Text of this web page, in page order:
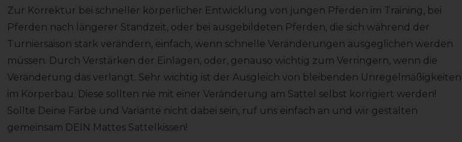
Zur Korrektur bei schneller körperlicher Entwicklung von jungen Pferden im Training, bei
Pferden nach längerer Standzeit, oder bei ausgebildeten Pferden, die sich während der
Turniersaison stark verändern, einfach, wenn schnelle Veränderungen ausgeglichen werden
müssen. Durch Verstärken der Einlagen, oder, genauso wichtig zum Verringern, wenn die
Veränderung das verlangt. Sehr wichtig ist der Ausgleich von bleibenden Unregelmäßigkeiten
im Körperbau. Diese sollten nie mit einer Veränderung am Sattel selbst korrigiert werden!
Sollte Deine Farbe und Variante nicht dabei sein, ruf uns einfach an und wir gestalten
gemeinsam DEIN Mattes Sattelkissen!